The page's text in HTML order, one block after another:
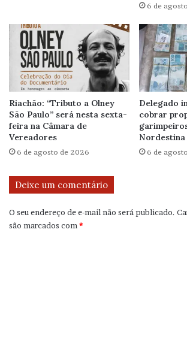
6 de
Riachão: “Tributo a Olney
São Paulo” será nesta sexta-
feira na Câmara de
Vereadores
6 de agosto de 2026
Delegado
cobrar
Nordestina
6 de
Deixe um comentário
O seu endereço de e-mail não será publicado.
são marcados com *